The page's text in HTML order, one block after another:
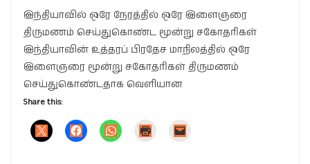
இந்தியாவில் ஒரே நேரத்தில் ஒரே இளைஞரை
திருமணம் செய்துகொண்ட மூன்று சகோதரிகள்
இந்தியாவின் உத்தரப் பிரதேச மாநிலத்தில் ஒரே
இளைஞரை மூன்று சகோதரிகள் திருமணம்
செய்துகொண்டதாக வெளியான
Share this: